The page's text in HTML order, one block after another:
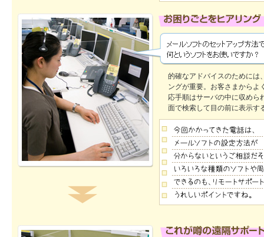
的確なアドバイスのためには
ングが重要。お客さまからよ
応手順はサーバの中に収めら
面で検索して目の前に表示す